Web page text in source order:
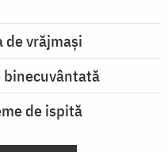
de vrăjmași
binecuvântată
de ispită